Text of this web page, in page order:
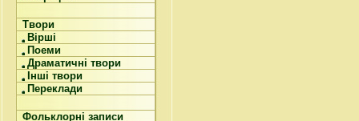
Твори
Вірші
Поеми
Драматичні твори
Інші твори
Переклади
Фольклорні записи